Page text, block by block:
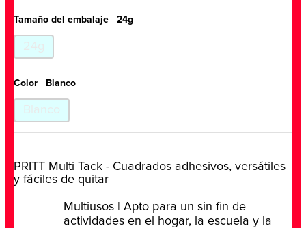
Tamaño del embalaje 24g
Color Blanco
PRITT Multi Tack - Cuadrados adhesivos, versátiles
y fáciles de quitar
Multiusos | Apto para un sin fin de
actividades en el hogar, la escuela y la